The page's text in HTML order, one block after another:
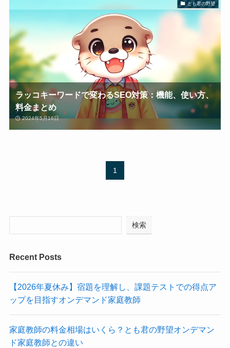
とも君の野望
ラッコキーワードで変わるSEO対策：機能、使い方、
料金まとめ
2024年5月16日
1
検索
Recent Posts
【2026年夏休み】宿題を理解し、課題テストでの得点ア
ップを目指すオンデマンド家庭教師
家庭教師の料金相場はいくら？とも君の野望オンデマン
ド家庭教師との違い